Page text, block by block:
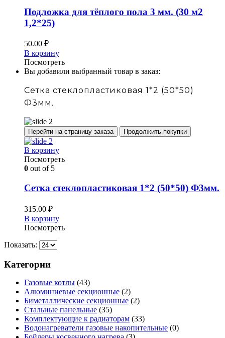
Подложка для тёплого пола 3 мм. (30 м2
1,2*25)
50.00 ₽
В корзину
Посмотреть
Вы добавили выбранный товар в заказ:
Сетка стеклопластиковая 1*2 (50*50)
Ф3мм.
Перейти на страницу заказа Продолжить покупки
В корзину
Посмотреть
0 out of 5
Сетка стеклопластиковая 1*2 (50*50) Ф3мм.
315.00 ₽
В корзину
Посмотреть
Показать:
Категории
Газовые котлы (43)
Алюминиевые секционные (2)
Биметаллические секционные (2)
Стальные панельные (35)
Комплектующие к радиаторам (33)
Водонагреватели газовые накопительные (0)